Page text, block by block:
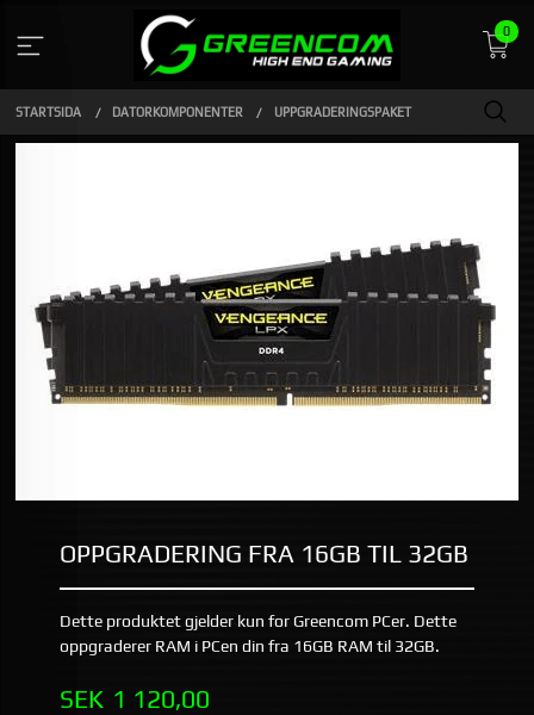
innehåll
0
STARTSIDA DATORKOMPONENTER UPPGRADERINGSPAKET
OPPGRADERING FRA 16GB TIL 32GB
Dette produktet gjelder kun for Greencom PCer. Dette
oppgraderer RAM i PCen din fra 16GB RAM til 32GB.
Pris
SEK 1 120,00